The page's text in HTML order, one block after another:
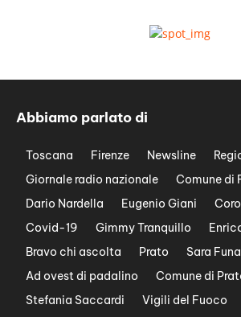
Abbiamo parlato di
Toscana Firenze Newsline
Giornale radio nazionale
Comune di
Dario Nardella
Eugenio Giani
Covid-19
Gimmy Tranquillo
Bravo chi ascolta
Prato Sara
Ad ovest di padalino
Comune di
Stefania Saccardi
Vigili del Fuoco